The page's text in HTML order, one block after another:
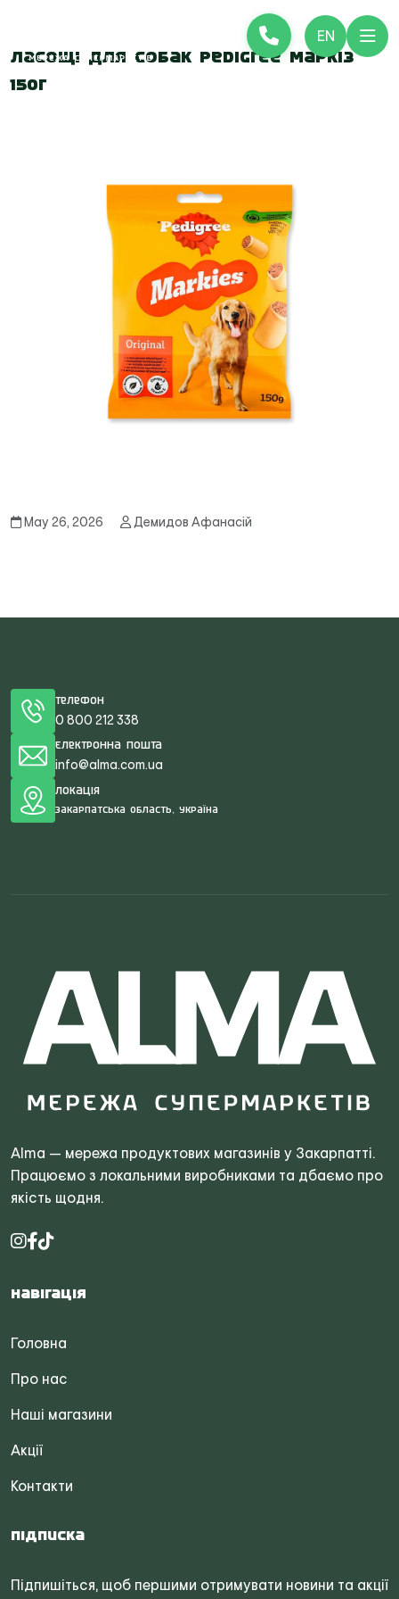
EN
Ласощі для собак Pedigree Маркіз
150г
May 26, 2026 Демидов Афанасій
Телефон
0 800 212 338
Електронна пошта
info@alma.com.ua
Локація
Закарпатська область, Україна
Alma — мережа продуктових магазинів у Закарпатті.
Працюємо з локальними виробниками та дбаємо про
якість щодня.
Навігація
Головна
Про нас
Наші магазини
Акції
Контакти
Підписка
Підпишіться, щоб першими отримувати новини та акції